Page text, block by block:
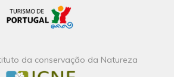
da conservação da Natureza